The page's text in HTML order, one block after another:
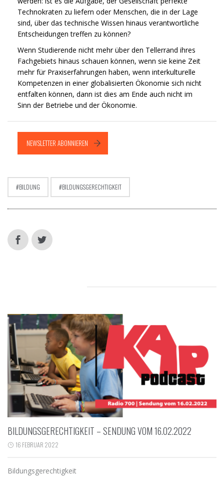
Technokraten zu liefern oder Menschen, die in der Lage
sind, über das technische Wissen hinaus verantwortliche
Entscheidungen treffen zu können?
Wenn Studierende nicht mehr über den Tellerrand ihres
Fachgebiets hinaus schauen können, wenn sie keine Zeit
mehr für Praxiserfahrungen haben, wenn interkulturelle
Kompetenzen in einer globalisierten Ökonomie sich nicht
entfalten können, dann ist dies am Ende auch nicht im
Sinn der Betriebe und der Ökonomie.
NEWSLETTER ABONNIEREN
BILDUNG BILDUNGSGERECHTIGKEIT
BILDUNGSGERECHTIGKEIT – SENDUNG VOM 16.02.2022
16 FEBRUAR 2022
Bildungsgerechtigkeit